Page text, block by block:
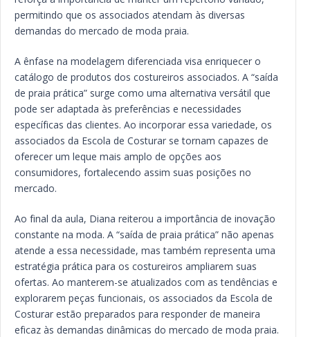
permitindo que os associados atendam às diversas
demandas do mercado de moda praia.
A ênfase na modelagem diferenciada visa enriquecer o
catálogo de produtos dos costureiros associados. A “saída
de praia prática” surge como uma alternativa versátil que
pode ser adaptada às preferências e necessidades
específicas das clientes. Ao incorporar essa variedade, os
associados da Escola de Costurar se tornam capazes de
oferecer um leque mais amplo de opções aos
consumidores, fortalecendo assim suas posições no
mercado.
Ao final da aula, Diana reiterou a importância de inovação
constante na moda. A “saída de praia prática” não apenas
atende a essa necessidade, mas também representa uma
estratégia prática para os costureiros ampliarem suas
ofertas. Ao manterem-se atualizados com as tendências e
explorarem peças funcionais, os associados da Escola de
Costurar estão preparados para responder de maneira
eficaz às demandas dinâmicas do mercado de moda praia.